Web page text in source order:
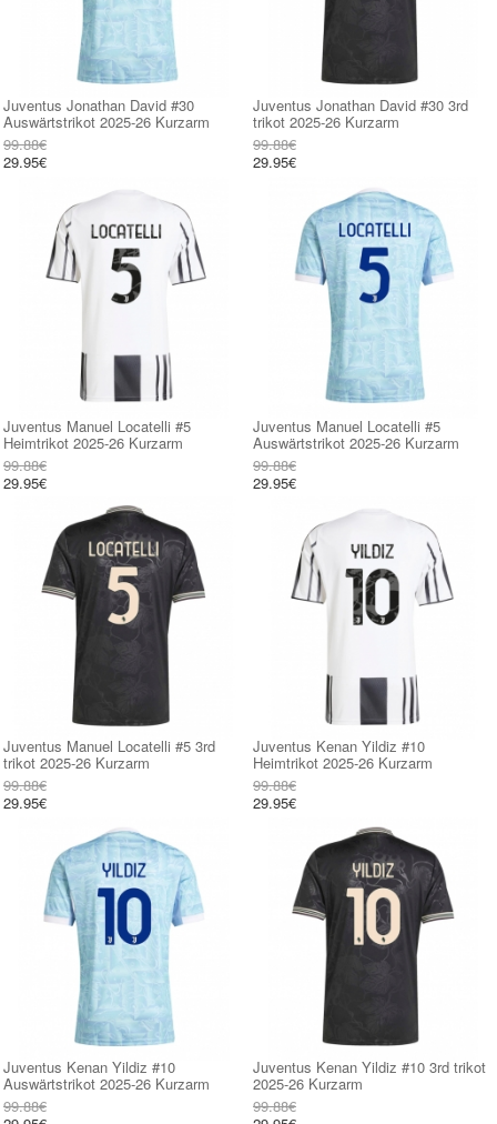
Juventus Jonathan David #30
Auswärtstrikot 2025-26 Kurzarm
99.88€
29.95€
Juventus Jonathan David #30 3rd
trikot 2025-26 Kurzarm
99.88€
29.95€
Juventus Manuel Locatelli #5
Heimtrikot 2025-26 Kurzarm
99.88€
29.95€
Juventus Manuel Locatelli #5
Auswärtstrikot 2025-26 Kurzarm
99.88€
29.95€
Juventus Manuel Locatelli #5 3rd
trikot 2025-26 Kurzarm
99.88€
29.95€
Juventus Kenan Yildiz #10
Heimtrikot 2025-26 Kurzarm
99.88€
29.95€
Juventus Kenan Yildiz #10
Auswärtstrikot 2025-26 Kurzarm
99.88€
Juventus Kenan Yildiz #10 3rd trikot
2025-26 Kurzarm
99.88€